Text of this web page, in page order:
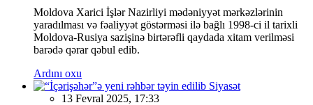
Moldova Xarici İşlər Nazirliyi mədəniyyət mərkəzlərinin
yaradılması və fəaliyyət göstərməsi ilə bağlı 1998-ci il tarixli
Moldova-Rusiya sazişinə birtərəfli qaydada xitam verilməsi
barədə qərar qəbul edib.
Ardını oxu
Siyasət
13 Fevral 2025, 17:33